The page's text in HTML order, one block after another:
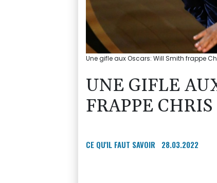
Une gifle aux Oscars: Will Smith frappe
UNE GIFLE
FRAPPE
CE QU'IL FAUT SAVOIR 28.03.2022